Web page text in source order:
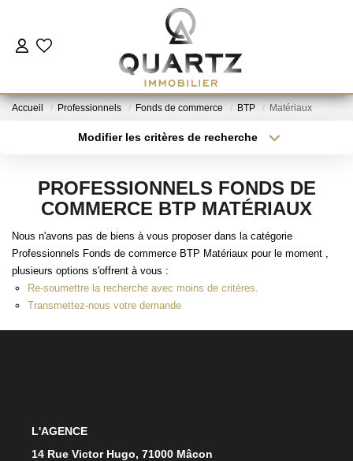
ESTIMER
L'AGENCE
Accueil Professionnels Fonds de commerce BTP Matériaux
Modifier les critères de recherche
Sélectionnez...
Type de bien
Surface min
Budget max Plus de critères
PROFESSIONNELS FONDS DE
COMMERCE BTP MATÉRIAUX
Nous n'avons pas de biens à vous proposer dans la catégorie
Professionnels Fonds de commerce BTP Matériaux pour le moment ,
plusieurs options s'offrent à vous :
Re-soumettre la recherche avec moins de critères.
Transmettez-nous votre demande
L'AGENCE
14 Rue Victor Hugo, 71000 Mâcon